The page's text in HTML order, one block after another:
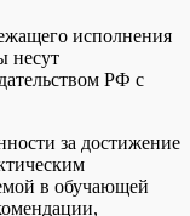
исполнения
несут
РФ с
за достижение
в обучающей